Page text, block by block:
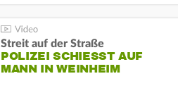
Streit auf der Straße
POLIZEI SCHIESST AUF M
ANN IN WEINHEIM